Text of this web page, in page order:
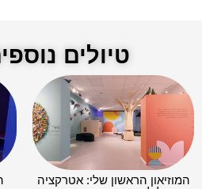
טיולים
המוזיאון הראשון שלי: אטרקציה